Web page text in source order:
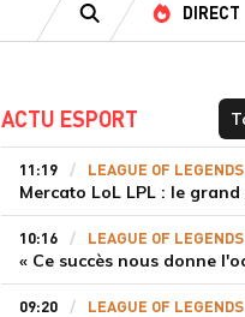
RECHERCHE
DIRECT
ACTU ESPORT
11:19 LEAGUE OF LEGENDS
10:16 LEAGUE OF LEGENDS
09:20 LEAGUE OF LEGENDS